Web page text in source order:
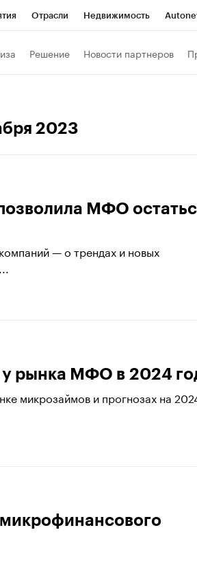
Отрасли Недвижимость
Бизнес
Решение Новости партнеров
2023
МФО
— о трендах и новых
рынка МФО в 2024
микрозаймов и прогнозах на